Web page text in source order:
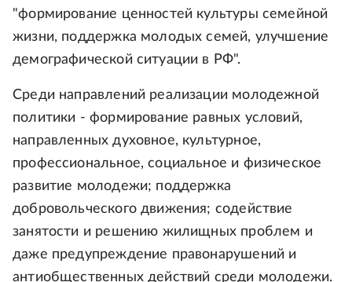
"формирование ценностей культуры семейной
жизни, поддержка молодых семей, улучшение
демографической ситуации в РФ".
Среди направлений реализации молодежной
политики - формирование равных условий,
направленных духовное, культурное,
профессиональное, социальное и физическое
развитие молодежи; поддержка
добровольческого движения; содействие
занятости и решению жилищных проблем и
даже предупреждение правонарушений и
антиобщественных действий среди молодежи.